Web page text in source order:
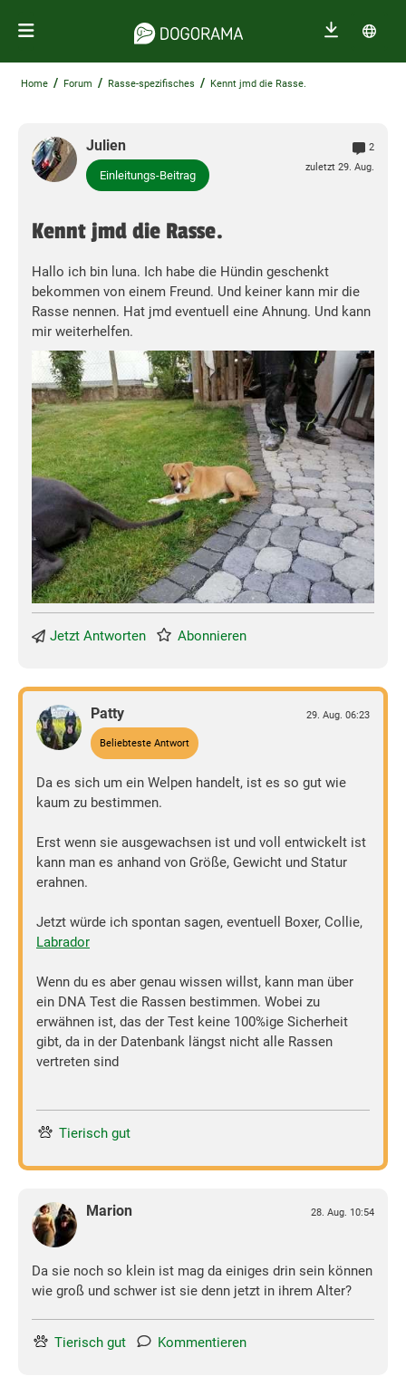
Home / Forum / Rasse-spezifisches / Kennt jmd die Rasse.
Julien
Einleitungs-Beitrag
2
zuletzt 29. Aug.
Kennt jmd die Rasse.
Hallo ich bin luna. Ich habe die Hündin geschenkt
bekommen von einem Freund. Und keiner kann mir die
Rasse nennen. Hat jmd eventuell eine Ahnung. Und kann
mir weiterhelfen.
Jetzt Antworten Abonnieren
Patty
Beliebteste Antwort
29. Aug. 06:23
Da es sich um ein Welpen handelt, ist es so gut wie
kaum zu bestimmen.
Erst wenn sie ausgewachsen ist und voll entwickelt ist
kann man es anhand von Größe, Gewicht und Statur
erahnen.
Jetzt würde ich spontan sagen, eventuell Boxer, Collie,
Labrador
Wenn du es aber genau wissen willst, kann man über
ein DNA Test die Rassen bestimmen. Wobei zu
erwähnen ist, das der Test keine 100%ige Sicherheit
gibt, da in der Datenbank längst nicht alle Rassen
vertreten sind
Tierisch gut
Marion 28. Aug. 10:54
Da sie noch so klein ist mag da einiges drin sein können
wie groß und schwer ist sie denn jetzt in ihrem Alter?
Tierisch gut Kommentieren